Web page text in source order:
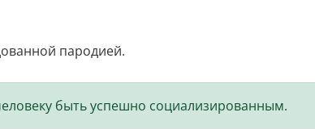
пародией.
быть успешно социализированным.